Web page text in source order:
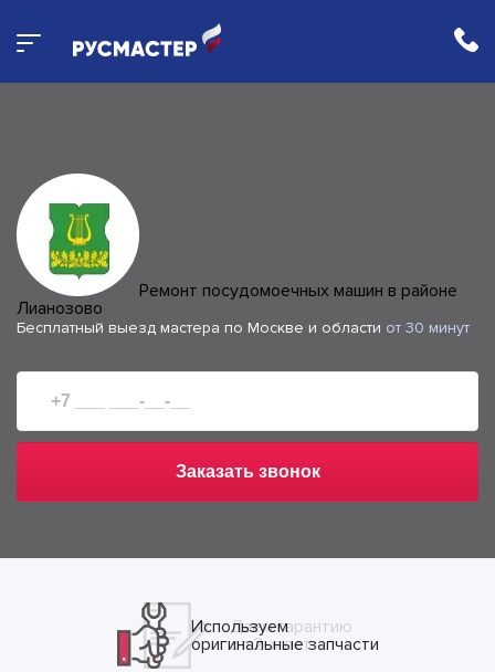
Ремонт посудомоечных машин в районе
Лианозово
Бесплатный выезд мастера по Москве и области от 30 минут
Заказать звонок
Даем гарантию
от 2-х лет